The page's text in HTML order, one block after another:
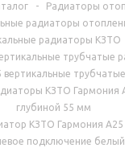
- Радиаторы
радиаторы
радиаторы КЗТО
трубчатые
КЗТО Гармония
глубиной 55 мм
КЗТО Гармония А25
подключение белый